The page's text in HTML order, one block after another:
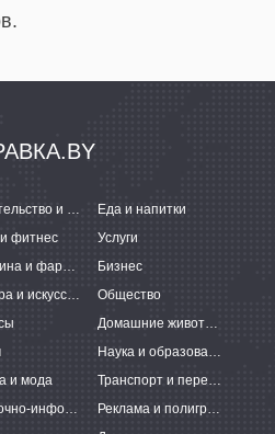
Строительство и ремонт
Еда и напитки
фитнес
Услуги
Медицина и фармацевтика
Бизнес
Культура и искусство
Общество
Домашние животные
Наука и образование
и мода
Транспорт и перевозки
Справочно-информационные системы
Реклама и полиграфия